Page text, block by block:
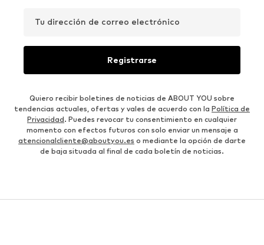
Tu dirección de correo electrónico
Registrarse
Quiero recibir boletines de noticias de ABOUT YOU sobre
tendencias actuales, ofertas y vales de acuerdo con la Política de
Privacidad. Puedes revocar tu consentimiento en cualquier
momento con efectos futuros con solo enviar un mensaje a
atencionalcliente@aboutyou.es o mediante la opción de darte
de baja situada al final de cada boletín de noticias.